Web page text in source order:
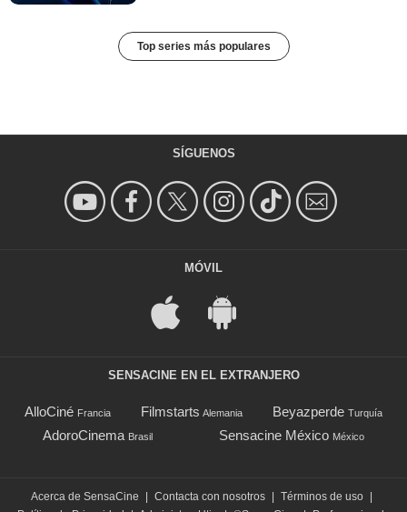
Top series más populares
SÍGUENOS
MÓVIL
SENSACINE EN EL EXTRANJERO
AlloCiné Francia Filmstarts Alemania Beyazperde Turquía
AdoroCinema Brasil Sensacine México México
Acerca de SensaCine | Contacta con nosotros | Términos de uso |